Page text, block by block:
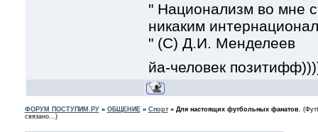
" Национализм во мне
никаким
" (С) Д.И. Менделеев
йа-человек
ФОРУМ ПОСТУПИМ.РУ» ОБЩЕНИЕ» Спорт» Для настоящих футбольных фанатов.
связано...)